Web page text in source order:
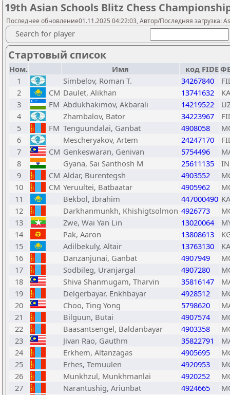
19th Asian Schools Blitz Chess
Последнее обновление01.11.2025 04:22:03, Автор/Последняя загрузка:
Search for player
Стартовый список
Ном. Имя код FIDE
1
Simbelov, Roman T. 34267840
2
CM Daulet, Alikhan 13741632
3
FM Abdukhakimov, Akbarali 14219522
4
Zhambalov, Bator 34223967
5
FM Tenguundalai, Ganbat 4908058
6
Mescheryakov, Artem 24247170
7
CM Genkeswaran, Genivan 5754496
8
Gyana, Sai Santhosh M 25611135
9
CM Aldar, Burentegsh 4903552
10
CM Yeruultei, Batbaatar 4905962
11
Bekbol, Ibrahim 447000490
12
Darkhanmunkh, Khishigtsolmon 4926773
13
Zwe, Wai Yan Lin 13020064
14
Pak, Aaron 13808613
15
Adilbekuly, Altair 13763130
16
Danzanjunai, Ganbat 4907949
17
Sodbileg, Uranjargal 4907280
18
Shiva Shanmugam, Tharvin 35816147
19
Delgerbayar, Enkhbayar 4928512
20
Choo, Ting Yong 5798620
21
Bilguun, Butai 4907574
22
Baasantsengel, Baldanbayar 4903358
23
Jivan Rao, Gauthm 35822791
24
Erkhem, Altanzagas 4905695
25
Erhes, Temuulen 4920953
26
Munkhzul, Munkhmanlai 4920252
27
Narantushig, Ariunbat 4924665